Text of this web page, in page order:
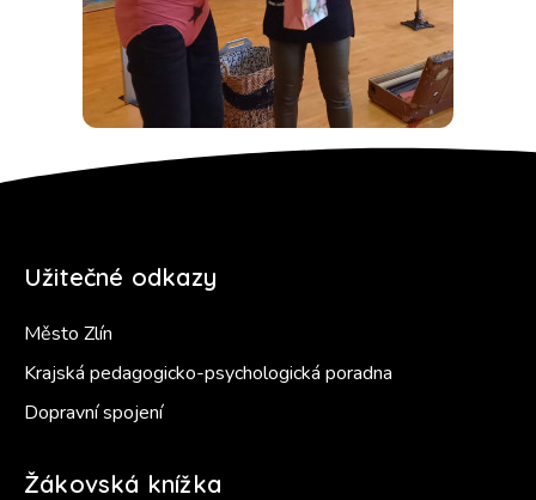
Užitečné odkazy
Město Zlín
Krajská pedagogicko-psychologická poradna
Dopravní spojení
Žákovská knížka